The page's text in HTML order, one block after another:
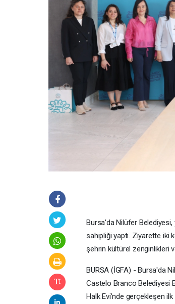
Bursa'da Nilüfer
sahipliği yaptı. Ziyarette iki
şehrin kültürel zenginlikleri
BURSA (İGFA) - Bursa'da
Castelo Branco Belediyesi
Halk Evi’nde gerçekleşen